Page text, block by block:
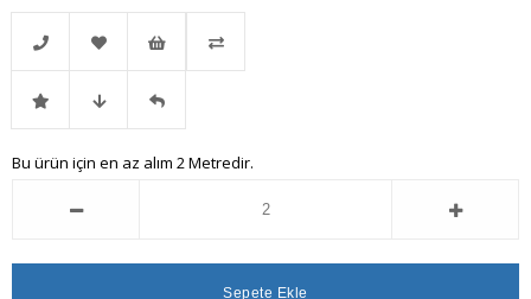
Telefonla
Sipariş
Favorilere
Ekle
İstek
Listeme
İndirimli Fiyat Gelince
Bu ürün için en az alım 2 Metredir.